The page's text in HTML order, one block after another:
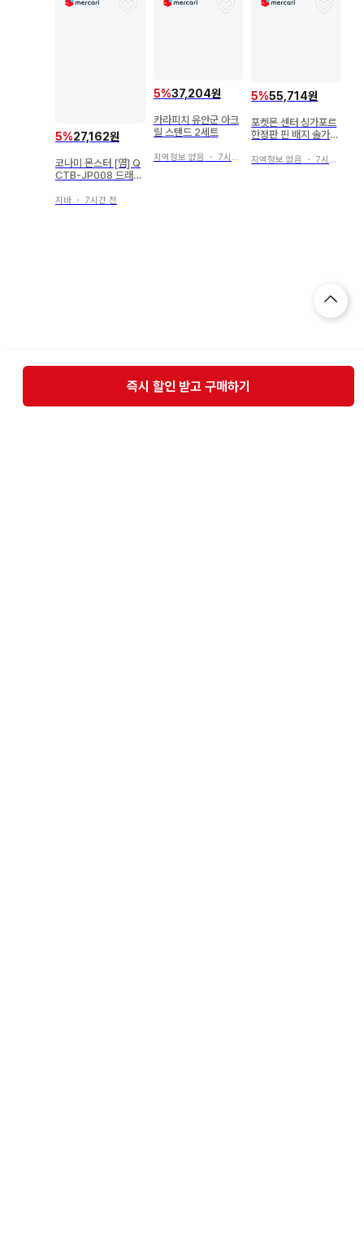
5%27,162원
코나미 몬스터 [염] Q
CTB-JP008 드래곤
지바 ・ 7시간 전
5%37,204원
카라피치 유안군 아크
릴 스탠드 2세트
지역정보 없음 ・ 7시간 전
5%55,714원
포켓몬 센터 싱가포르
한정판 핀 배지 솔가레
지역정보 없음 ・ 7시간 전
즉시 할인 받고 구매하기